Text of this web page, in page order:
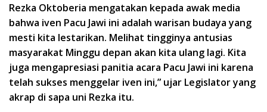
Rezka Oktoberia mengatakan kepada awak media
bahwa iven Pacu Jawi ini adalah warisan budaya yang
mesti kita lestarikan. Melihat tingginya antusias
masyarakat Minggu depan akan kita ulang lagi. Kita
juga mengapresiasi panitia acara Pacu Jawi ini karena
telah sukses menggelar iven ini,” ujar Legislator yang
akrap di sapa uni Rezka itu.